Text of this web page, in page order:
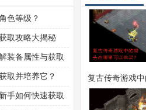
色等级？
取攻略大揭秘
装备属性与获取
取并培养它？
手如何快速获取
复古传奇游戏
在哪里可以